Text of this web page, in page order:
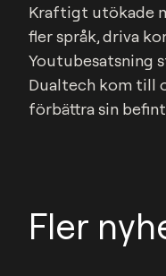
Kraftigt utökade
fler språk, driva
Youtubesatsning
Dualtech kom till
förbättra sin
Fler